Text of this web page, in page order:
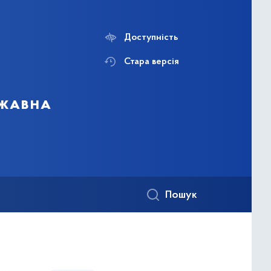
Доступність
Стара версія
Пошук